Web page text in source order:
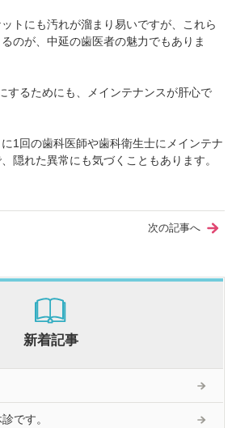
トにも汚れが溜まり易いですが、これら
のが、中延の歯医者の魅力でもありま
するためにも、メインテナンスが肝心で
1回の歯科医師や歯科衛生士にメインテナ
隠れた異常にも気づくこともあります。
次の記事へ
新着記事
です。